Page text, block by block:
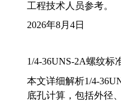
工程技术人员参考。
2026年8月4日
1/4-36UNS-2A螺纹标
本文详细解析1/4-
底孔计算，包括外径